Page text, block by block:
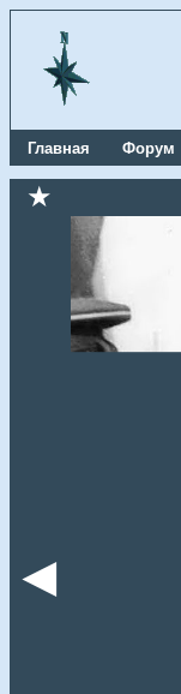
Главная Форум
★
◄